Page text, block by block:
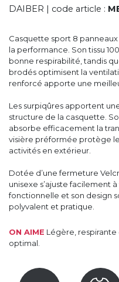
DAIBER | code article :
Casquette sport 8
la performance. Son tissu
bonne respirabilité, tandis
brodés optimisent la
renforcé apporte une
Les surpiqûres apportent
structure de la casquette.
absorbe efficacement la
visière préformée protège
activités en extérieur.
Dotée d’une fermeture
unisexe s’ajuste facilement
fonctionnelle et son design
polyvalent et pratique.
ON AIME Légère,
optimal.